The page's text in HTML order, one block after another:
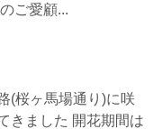
ご愛顧...
(桜ヶ馬場通り)に咲
きました 開花期間は